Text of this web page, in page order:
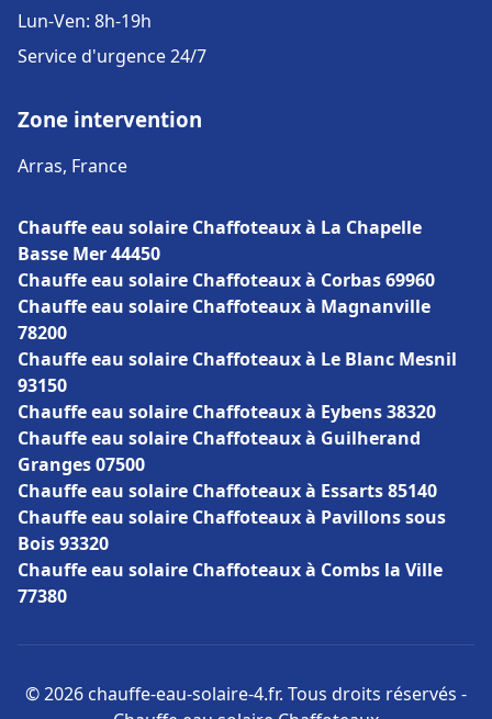
Lun-Ven: 8h-19h
Service d'urgence 24/7
Zone intervention
Arras, France
Chauffe eau solaire Chaffoteaux à La Chapelle
Basse Mer 44450
Chauffe eau solaire Chaffoteaux à Corbas 69960
Chauffe eau solaire Chaffoteaux à Magnanville
78200
Chauffe eau solaire Chaffoteaux à Le Blanc Mesnil
93150
Chauffe eau solaire Chaffoteaux à Eybens 38320
Chauffe eau solaire Chaffoteaux à Guilherand
Granges 07500
Chauffe eau solaire Chaffoteaux à Essarts 85140
Chauffe eau solaire Chaffoteaux à Pavillons sous
Bois 93320
Chauffe eau solaire Chaffoteaux à Combs la Ville
77380
© 2026 chauffe-eau-solaire-4.fr. Tous droits réservés -